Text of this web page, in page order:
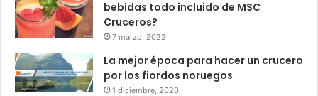
bebidas todo incluido de MSC
Cruceros?
7 marzo, 2022
La mejor época para hacer un crucero
por los fiordos noruegos
1 diciembre, 2020